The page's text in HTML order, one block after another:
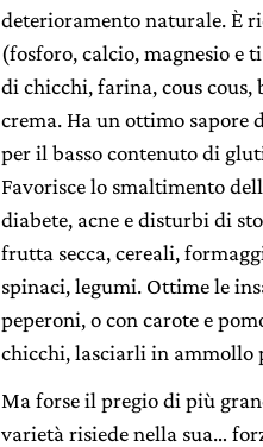
deterioramento naturale. È
(fosforo, calcio, magnesio e
di chicchi, farina, cous cous,
crema. Ha un ottimo sapore
per il basso contenuto di
Favorisce lo smaltimento
diabete, acne e disturbi di
frutta secca, cereali,
spinaci, legumi. Ottime le
peperoni, o con carote e
chicchi, lasciarli in ammollo
Ma forse il pregio di più
varietà risiede nella sua…